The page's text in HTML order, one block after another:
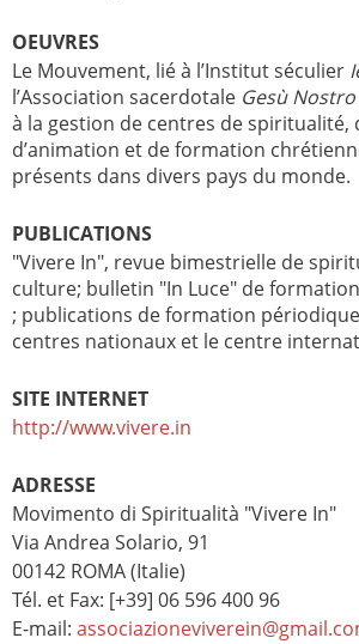
OEUVRES
Le Mouvement, lié à l’Institut séculier
l’Association sacerdotale Gesù
à la gestion de centres de spiritualité,
d’animation et de formation
présents dans divers pays du monde.
PUBLICATIONS
"Vivere In", revue bimestrielle de
culture; bulletin "In Luce" de
; publications de formation
centres nationaux et le centre
SITE INTERNET
http://www.vivere.in
ADRESSE
Movimento di Spiritualità "Vivere In"
Via Andrea Solario, 91
00142 ROMA (Italie)
Tél. et Fax: [+39] 06 596 400 96
E-mail: